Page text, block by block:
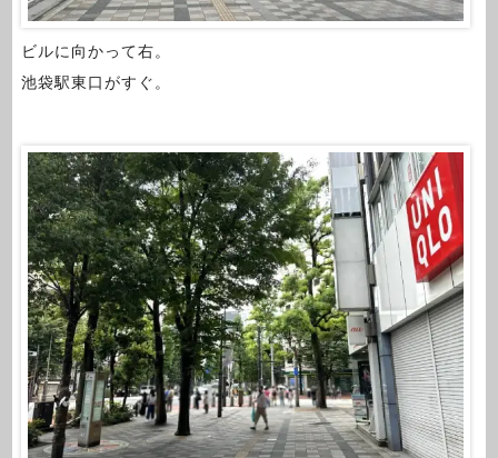
ビルに向かって右。
池袋駅東口がすぐ。